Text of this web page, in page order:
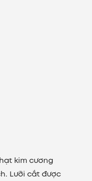
kim cương
Lưỡi cắt được